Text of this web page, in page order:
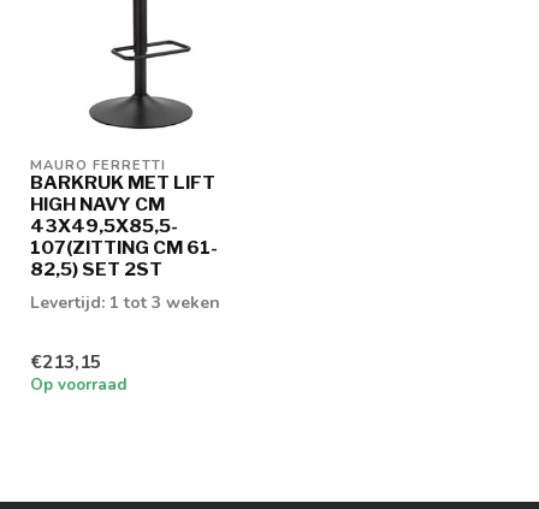
MAURO FERRETTI
BARKRUK MET LIFT
HIGH NAVY CM
43X49,5X85,5-
107(ZITTING CM 61-
82,5) SET 2ST
Levertijd: 1 tot 3 weken
€213,15
Op voorraad